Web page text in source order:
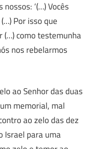
‘(…) Vocês
Por isso que
(…) como testemunha
nos rebelarmos
ao Senhor das duas
memorial, mal
ao zelo das dez
Israel para uma